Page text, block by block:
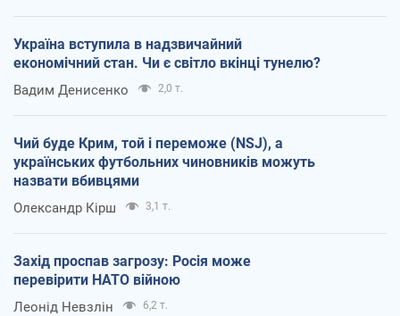
Україна вступила в надзвичайний
економічний стан. Чи є світло вкінці тунелю?
Вадим Денисенко 2,0 т.
Чий буде Крим, той і переможе (NSJ), а
українських футбольних чиновників можуть
назвати вбивцями
Олександр Кірш 3,1 т.
Захід проспав загрозу: Росія може
перевірити НАТО війною
Леонід Невзлін 6,2 т.